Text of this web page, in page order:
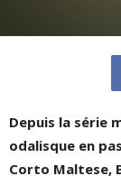
Depuis la série
odalisque en
Corto Maltese,